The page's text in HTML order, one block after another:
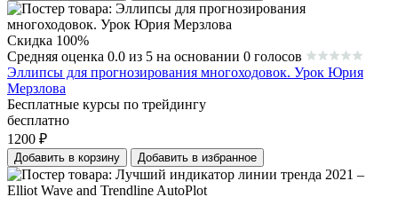
Скидка 100%
Средняя оценка 0.0 из 5 на основании 0 голосов
Эллипсы для прогнозирования многоходовок. Урок Юрия
Мерзлова
Бесплатные курсы по трейдингу
бесплатно
1200 ₽
Добавить в корзину Добавить в избранное